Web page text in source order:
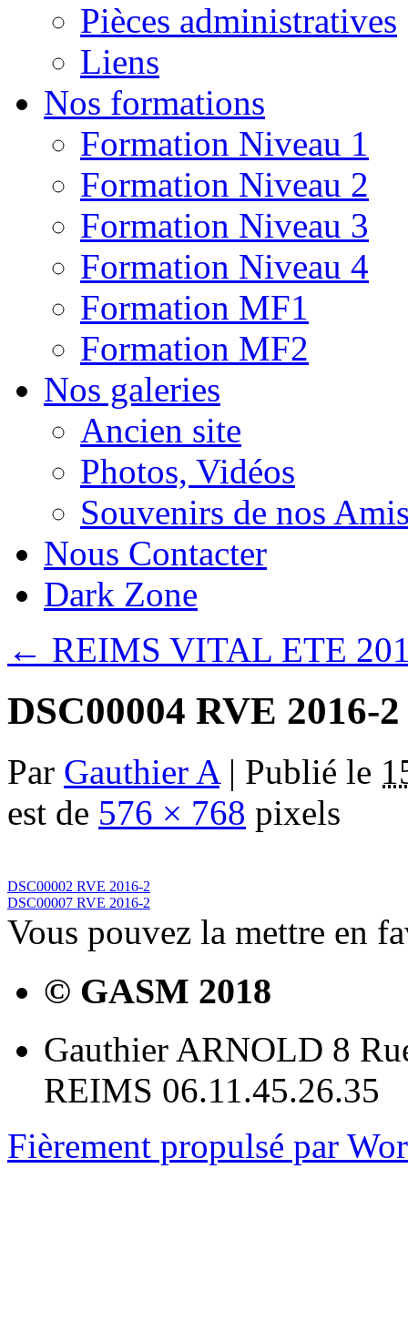
Pièces administratives
Liens
Nos formations
Formation Niveau 1
Formation Niveau 2
Formation Niveau 3
Formation Niveau 4
Formation MF1
Formation MF2
Nos galeries
Ancien site
Photos, Vidéos
Souvenirs de nos
Nous Contacter
Dark Zone
← REIMS VITAL ETE
DSC00004 RVE 2016-2
Par Gauthier A | Publié le
est de 576 × 768 pixels
DSC00002 RVE 2016-2
DSC00007 RVE 2016-2
Vous pouvez la mettre en
© GASM 2018
Gauthier ARNOLD 8
REIMS 06.11.45.26.35
Fièrement propulsé par